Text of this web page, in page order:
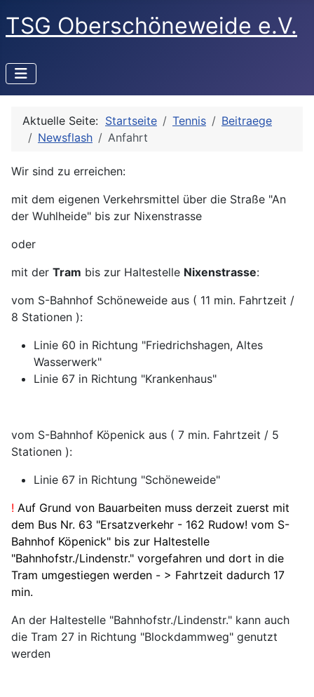
TSG Oberschöneweide e.V.
Aktuelle Seite: Startseite Tennis
Beitraege
Newsflash
Anfahrt
Wir sind zu erreichen:
mit dem eigenen Verkehrsmittel über die Straße "An
der Wuhlheide" bis zur Nixenstrasse
oder
mit der Tram bis zur Haltestelle Nixenstrasse:
vom S-Bahnhof Schöneweide aus ( 11 min. Fahrtzeit /
8 Stationen ):
Linie 60 in Richtung "Friedrichshagen, Altes
Wasserwerk"
Linie 67 in Richtung "Krankenhaus"
vom S-Bahnhof Köpenick aus ( 7 min. Fahrtzeit / 5
Stationen ):
Linie 67 in Richtung "Schöneweide"
! Auf Grund von Bauarbeiten muss derzeit zuerst mit
dem Bus Nr. 63 "Ersatzverkehr - 162 Rudow! vom S-
Bahnhof Köpenick" bis zur Haltestelle
"Bahnhofstr./Lindenstr." vorgefahren und dort in die
Tram umgestiegen werden - > Fahrtzeit dadurch 17
min.
An der Haltestelle "Bahnhofstr./Lindenstr." kann auch
die Tram 27 in Richtung "Blockdammweg" genutzt
werden